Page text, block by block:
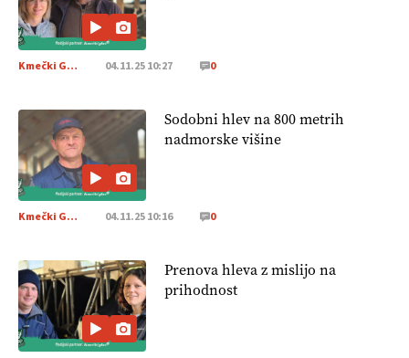
Kmečki Glas 04.11.25 10:27 0
Sodobni hlev na 800 metrih
nadmorske višine
Kmečki Glas 04.11.25 10:16 0
Prenova hleva z mislijo na
prihodnost